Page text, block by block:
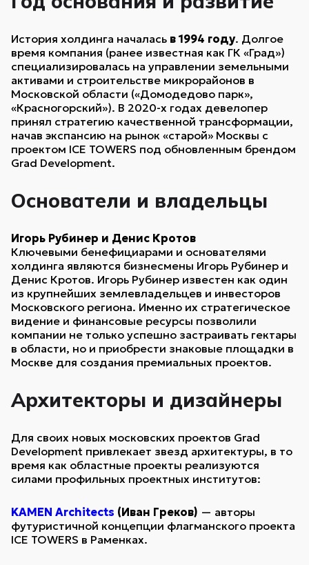
История холдинга началась в 1994 году. Долгое
время компания (ранее известная как ГК «Град»)
специализировалась на управлении земельными
активами и строительстве микрорайонов в
Московской области («Домодедово парк»,
«Красногорский»). В 2020-х годах девелопер
принял стратегию качественной трансформации,
начав экспансию на рынок «старой» Москвы с
проектом ICE TOWERS под обновленным брендом
Grad Development.
Основатели и владельцы
Игорь Рубинер и Денис Кротов
Ключевыми бенефициарами и основателями
холдинга являются бизнесмены Игорь Рубинер и
Денис Кротов. Игорь Рубинер известен как один
из крупнейших землевладельцев и инвесторов
Московского региона. Именно их стратегическое
видение и финансовые ресурсы позволили
компании не только успешно застраивать гектары
в области, но и приобрести знаковые площадки в
Москве для создания премиальных проектов.
Архитекторы и дизайнеры
Для своих новых московских проектов Grad
Development привлекает звезд архитектуры, в то
время как областные проекты реализуются
силами профильных проектных институтов:
KAMEN Architects (Иван Греков) — авторы
футуристичной концепции флагманского проекта
ICE TOWERS в Раменках.